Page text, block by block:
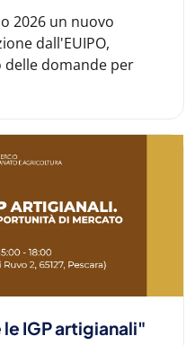
2026 un nuovo
dall'EUIPO,
domande per
IGP artigianali"